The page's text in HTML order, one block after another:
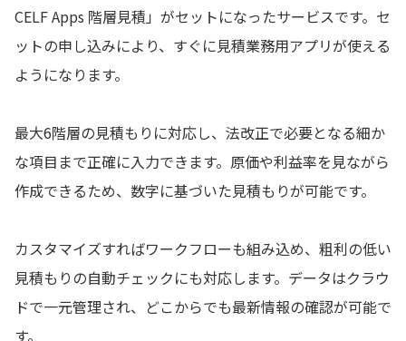
CELF Apps 階層見積」がセットになったサービスです。セ
ットの申し込みにより、すぐに見積業務用アプリが使える
ようになります。
最大6階層の見積もりに対応し、法改正で必要となる細か
な項目まで正確に入力できます。原価や利益率を見ながら
作成できるため、数字に基づいた見積もりが可能です。
カスタマイズすればワークフローも組み込め、粗利の低い
見積もりの自動チェックにも対応します。データはクラウ
ドで一元管理され、どこからでも最新情報の確認が可能で
す。